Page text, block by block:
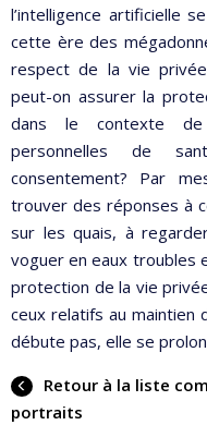
l’intelligence artificielle
cette ère des
respect de la vie
peut-on assurer la
dans le contexte de
personnelles de
consentement? Par
trouver des réponses à
sur les quais, à
voguer en eaux troubles
protection de la vie
ceux relatifs au maintien
débute pas, elle se
Retour à la liste
portraits